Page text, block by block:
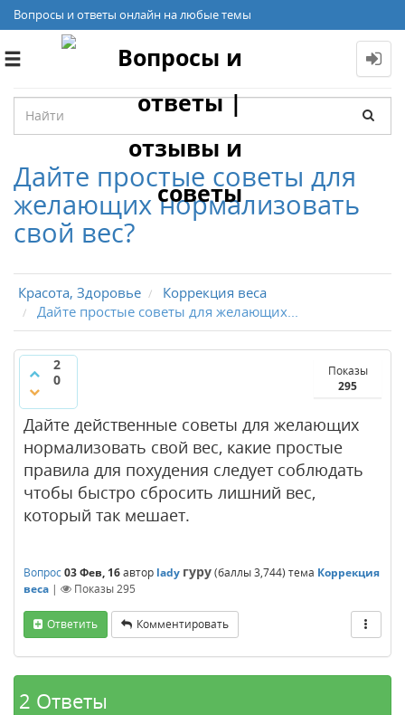
Вопросы и ответы онлайн на любые темы
Toggle
Дайте простые советы для
желающих нормализовать
свой вес?
Красота, Здоровье
Коррекция веса
Дайте простые советы для желающих...
2
0
Показы
295
Дайте действенные советы для желающих
нормализовать свой вес, какие простые
правила для похудения следует соблюдать
чтобы быстро сбросить лишний вес,
который так мешает.
Вопрос03 Фев, 16автор lady гуру(баллы3,744) тема Коррекция
веса | Показы295
Ответить Комментировать
2 Ответы